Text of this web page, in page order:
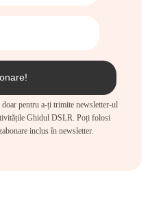
pentru a-ți trimite newsletter-ul
Ghidul DSLR. Poți folosi
inclus în newsletter.